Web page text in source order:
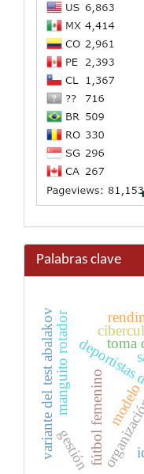
Palabras clave
manguito rotador toma
fútbol femenino
variante del test abalakovgestión
modelo